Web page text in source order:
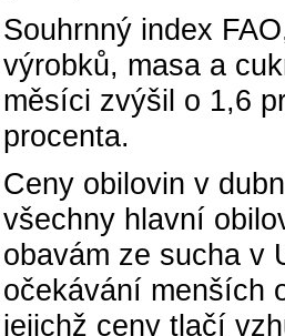
Souhrnný index
výrobků, masa a
měsíci zvýšil o 1,6
procenta.
Ceny obilovin v
všechny hlavní
obavám ze sucha v
očekávání menších
jejichž ceny tlačí